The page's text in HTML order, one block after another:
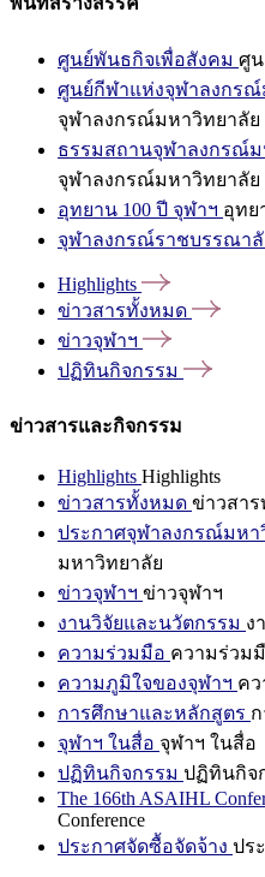
ศูนย์พันธกิจเพื่อสังคม ศู
ศูนย์กีฬาแห่งจุฬาลงกรณ์
จุฬาลงกรณ์มหาวิทยาลัย
ธรรมสถานจุฬาลงกรณ์ม
จุฬาลงกรณ์มหาวิทยาลัย
อุทยาน 100 ปี จุฬาฯ อุทย
จุฬาลงกรณ์ราชบรรณาลั
Highlights
ข่าวสารทั้งหมด
ข่าวจุฬาฯ
ปฏิทินกิจกรรม
ข่าวสารและกิจกรรม
Highlights Highlights
ข่าวสารทั้งหมด ข่าวสา
ประกาศจุฬาลงกรณ์มหา
มหาวิทยาลัย
ข่าวจุฬาฯ ข่าวจุฬาฯ
งานวิจัยและนวัตกรรม ง
ความร่วมมือ ความร่วม
ความภูมิใจของจุฬาฯ ค
การศึกษาและหลักสูตร
จุฬาฯ ในสื่อ จุฬาฯ ในสื่อ
ปฏิทินกิจกรรม ปฏิทินกิจ
The 166th ASAIHL
Conference
ประกาศจัดซื้อจัดจ้าง ปร